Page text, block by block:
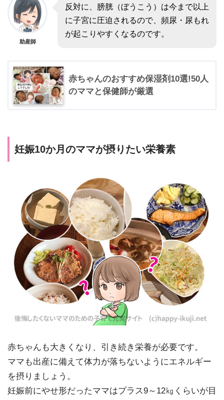
助産師
反対に、膀胱（ぼうこう）は今まで以上
に子宮に圧迫されるので、頻尿・尿もれ
が起こりやすくなるのです。
赤ちゃんのおすすめ保湿剤10選!50人
のママと保健師が厳選
妊娠10か月のママが摂りたい栄養素
赤ちゃんも大きくなり、引き続き栄養が必要です。
ママも出産に備えて体力が落ちないようにエネルギー
を摂りましょう。
妊娠前にやせ形だったママはプラス9～12㎏くらいが目